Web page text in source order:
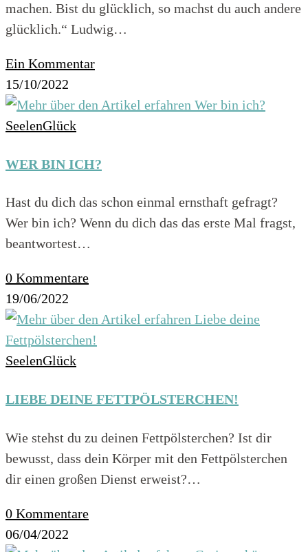
machen. Bist du glücklich, so machst du auch andere
glücklich.“ Ludwig…
Ein Kommentar
15/10/2022
SeelenGlück
WER BIN ICH?
Hast du dich das schon einmal ernsthaft gefragt?
Wer bin ich? Wenn du dich das das erste Mal fragst,
beantwortest…
0 Kommentare
19/06/2022
SeelenGlück
LIEBE DEINE FETTPÖLSTERCHEN!
Wie stehst du zu deinen Fettpölsterchen? Ist dir
bewusst, dass dein Körper mit den Fettpölsterchen
dir einen großen Dienst erweist?…
0 Kommentare
06/04/2022